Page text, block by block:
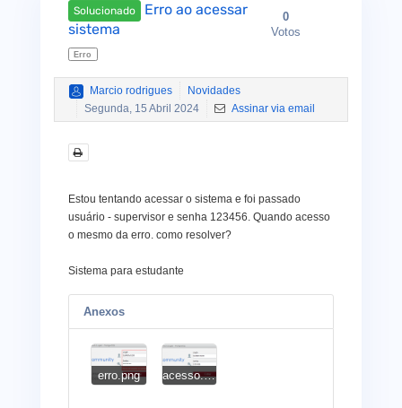
Solucionado
Erro ao acessar
sistema
Erro
0
Votos
Marcio rodrigues
Novidades
Segunda, 15 Abril 2024
Assinar via email
Estou tentando acessar o sistema e foi passado
usuário - supervisor e senha 123456. Quando acesso
o mesmo da erro. como resolver?
Sistema para estudante
Anexos
erro.png acesso.png